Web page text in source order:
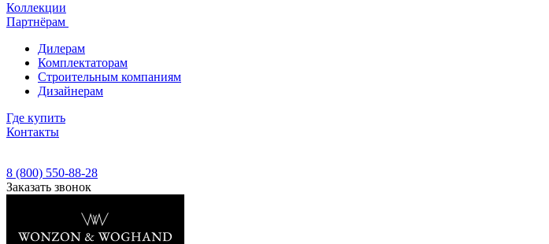
Коллекции
Партнёрам
Дилерам
Комплектаторам
Строительным компаниям
Дизайнерам
Где купить
Контакты
8 (800) 550-88-28
Заказать звонок